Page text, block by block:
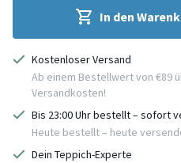
In den
Kostenloser Versand
Ab einem Bestellwert von €89
Versandkosten!
Bis 23:00 Uhr bestellt – sofort
Heute bestellt – heute
Dein Teppich-Experte